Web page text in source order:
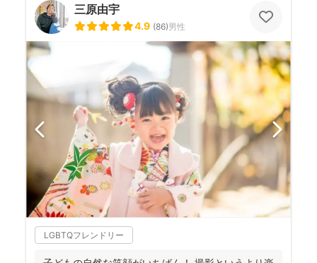
三原由宇
4.9 (86)男性
LGBTQフレンドリー